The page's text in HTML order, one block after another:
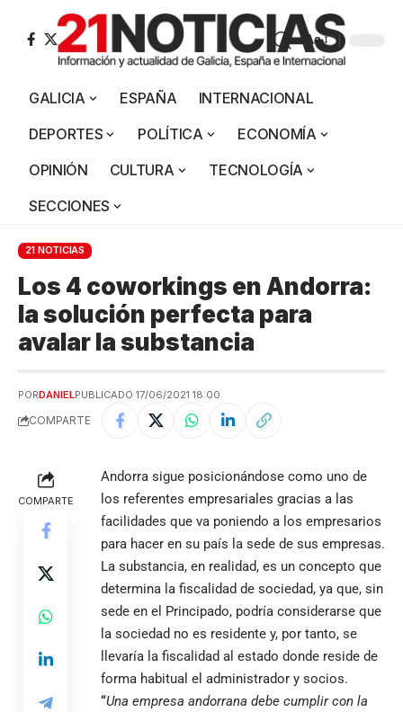
Aa
GALICIA ESPAÑA
INTERNACIONAL
DEPORTES
POLÍTICA
ECONOMÍA
OPINIÓN
CULTURA
TECNOLOGÍA
SECCIONES
21 NOTICIAS
Los 4 coworkings en Andorra:
la solución perfecta para
avalar la substancia
PORDANIELPUBLICADO 17/06/2021 18:00
COMPARTE
COMPARTE
Andorra sigue posicionándose como uno de
los referentes empresariales gracias a las
facilidades que va poniendo a los empresarios
para hacer en su país la sede de sus empresas.
La substancia, en realidad, es un concepto que
determina la fiscalidad de sociedad, ya que, sin
sede en el Principado, podría considerarse que
la sociedad no es residente y, por tanto, se
llevaría la fiscalidad al estado donde reside de
forma habitual el administrador y socios.
“Una empresa andorrana debe cumplir con la